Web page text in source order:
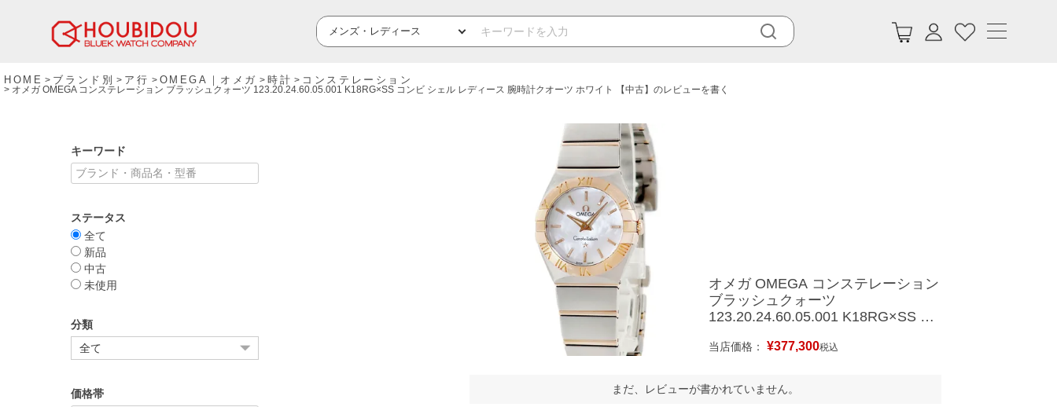
HOME ブランド別 ア行 OMEGA｜オメガ 時計 コンステレーション
オメガ OMEGA コンステレーション ブラッシュクォーツ 123.20.24.60.05.001 K18RG×SS コンビ シェル レディース 腕時計クオーツ ホワイト 【中古】のレビューを書く
キーワード
ステータス
全て
新品
中古
未使用
分類
価格帯
オメガ OMEGA コンステレーション
ブラッシュクォーツ
123.20.24.60.05.001 K18RG×SS コ
ーツ ホワイト 【中古】
当店価格： ¥377,300税込
まだ、レビューが書かれていません。